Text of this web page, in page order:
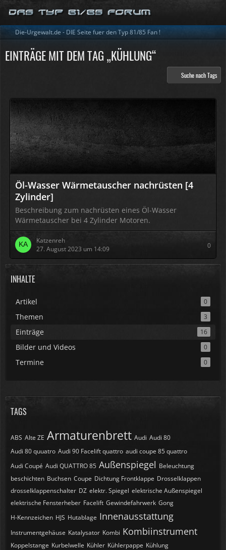
Die-Urgewalt.de - DIE Seite fuer den Typ 81/85 Fan !
EINTRÄGE MIT DEM TAG „KÜHLUNG“
Suche nach Tags
Öl-Wasser Wärmetauscher nachrüsten [4
Zylinder]
Beschreibung zum nachrüsten eines Öl-Wasser
Wärmetauscher bei 4 Zylinder Motoren.
Katzenreh
27. August 2023 um 14:09
0
INHALTE
Artikel 0
Themen 3
Einträge 16
Bilder und Videos 0
Termine 0
TAGS
ABS Alte ZE Armaturenbrett Audi Audi 80
Audi 80 quuatro Audi 90 Facelift quattro audi coupe 85 quattro
Audi Coupé Audi QUATTRO 85 Außenspiegel Beleuchtung
beschichten Buchsen Coupe Dichtung Frontklappe Drosselklappen
drosselklappenschalter DZ elektr. Spiegel elektrische Außenspiegel
elektrische Fensterheber Facelift Gewindefahrwerk Gong
H-Kennzeichen HJS Hutablage Innenausstattung
Instrumentgehäuse Katalysator Kombi Kombiinstrument
Koppelstange Kurbelwelle Kühler Kühlerpappe Kühlung